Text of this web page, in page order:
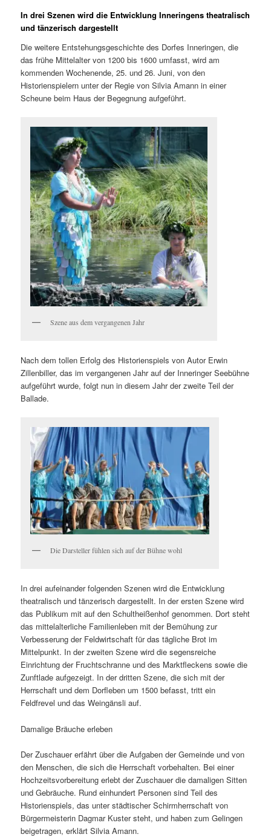
In drei Szenen wird die Entwicklung Inneringens theatralisch
und tänzerisch dargestellt
Die weitere Entstehungsgeschichte des Dorfes Inneringen, die
das frühe Mittelalter von 1200 bis 1600 umfasst, wird am
kommenden Wochenende, 25. und 26. Juni, von den
Historienspielern unter der Regie von Silvia Amann in einer
Scheune beim Haus der Begegnung aufgeführt.
Szene aus dem vergangenen Jahr
Nach dem tollen Erfolg des Historienspiels von Autor Erwin
Zillenbiller, das im vergangenen Jahr auf der Inneringer Seebühne
aufgeführt wurde, folgt nun in diesem Jahr der zweite Teil der
Ballade.
Die Darsteller fühlen sich auf der Bühne wohl
In drei aufeinander folgenden Szenen wird die Entwicklung
theatralisch und tänzerisch dargestellt. In der ersten Szene wird
das Publikum mit auf den Schultheißenhof genommen. Dort steht
das mittelalterliche Familienleben mit der Bemühung zur
Verbesserung der Feldwirtschaft für das tägliche Brot im
Mittelpunkt. In der zweiten Szene wird die segensreiche
Einrichtung der Fruchtschranne und des Marktfleckens sowie die
Zunftlade aufgezeigt. In der dritten Szene, die sich mit der
Herrschaft und dem Dorfleben um 1500 befasst, tritt ein
Feldfrevel und das Weingänsli auf.
Damalige Bräuche erleben
Der Zuschauer erfährt über die Aufgaben der Gemeinde und von
den Menschen, die sich die Herrschaft vorbehalten. Bei einer
Hochzeitsvorbereitung erlebt der Zuschauer die damaligen Sitten
und Gebräuche. Rund einhundert Personen sind Teil des
Historienspiels, das unter städtischer Schirmherrschaft von
Bürgermeisterin Dagmar Kuster steht, und haben zum Gelingen
beigetragen, erklärt Silvia Amann.